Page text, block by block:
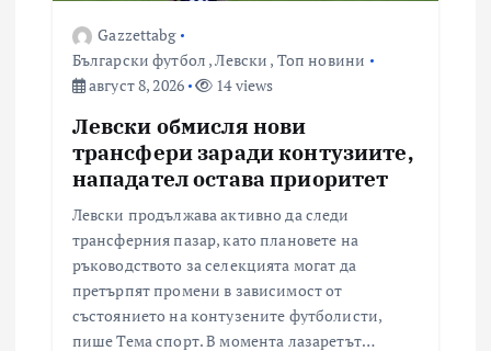
Gazzettabg
Български футбол ,Левски , Топ новини
август 8, 2026
14 views
Левски обмисля нови
трансфери заради контузиите,
нападател остава приоритет
Левски продължава активно да следи
трансферния пазар, като плановете на
ръководството за селекцията могат да
претърпят промени в зависимост от
състоянието на контузените футболисти,
пише Тема спорт. В момента лазаретът…